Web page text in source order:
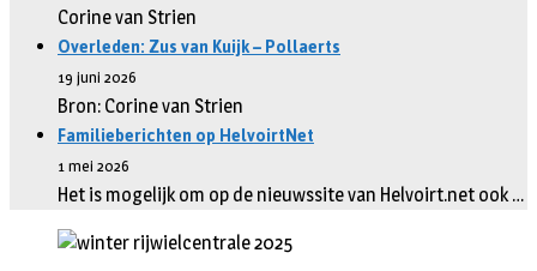
Corine van Strien
Overleden: Zus van Kuijk – Pollaerts
19 juni 2026
Bron: Corine van Strien
Familieberichten op HelvoirtNet
1 mei 2026
Het is mogelijk om op de nieuwssite van Helvoirt.net ook …